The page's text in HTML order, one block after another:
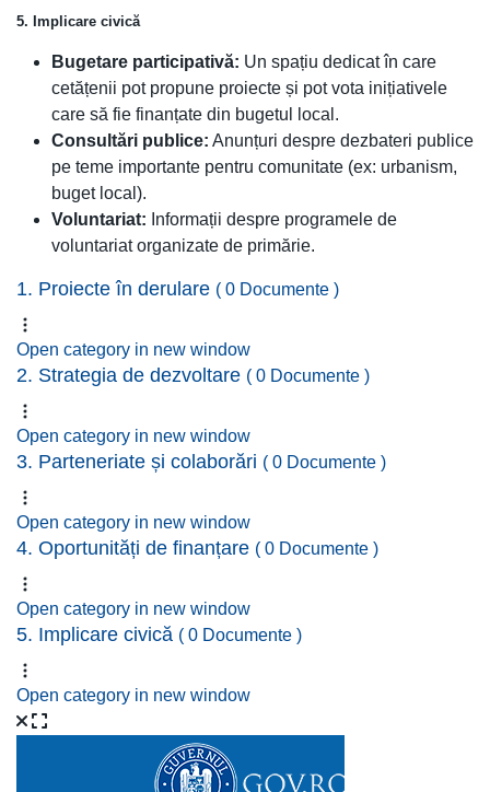
5. Implicare civică
Bugetare participativă: Un spațiu dedicat în care
cetățenii pot propune proiecte și pot vota inițiativele
care să fie finanțate din bugetul local.
Consultări publice: Anunțuri despre dezbateri publice
pe teme importante pentru comunitate (ex: urbanism,
buget local).
Voluntariat: Informații despre programele de
voluntariat organizate de primărie.
1. Proiecte în derulare ( 0 Documente )
Open category in new window
2. Strategia de dezvoltare ( 0 Documente )
Open category in new window
3. Parteneriate și colaborări ( 0 Documente )
Open category in new window
4. Oportunități de finanțare ( 0 Documente )
Open category in new window
5. Implicare civică ( 0 Documente )
Open category in new window